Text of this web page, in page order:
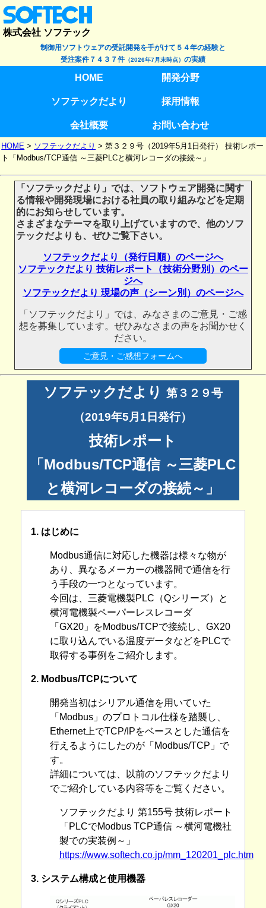
株式会社 ソフテック
制御用ソフトウェアの受託開発を手がけて５４年の経験と
受注案件７４３７件 （2026年7月末時点） の実績
HOME 開発分野
ソフテックだより 採用情報
会社概要 お問い合わせ
HOME > ソフテックだより >第３２９号（2019年5月1日発行） 技術レポー
ト「Modbus/TCP通信 ～三菱PLCと横河レコーダの接続～」
「ソフテックだより」では、ソフトウェア開発に関す
る情報や開発現場における社員の取り組みなどを定期
的にお知らせしています。
さまざまなテーマを取り上げていますので、他のソフ
テックだよりも、ぜひご覧下さい。
ソフテックだより（発行日順）のページへ
ソフテックだより 技術レポート（技術分野別）のペー
ジへ
ソフテックだより 現場の声（シーン別）のページへ
「ソフテックだより」では、みなさまのご意見・ご感
想を募集しています。ぜひみなさまの声をお聞かせく
ださい。
ご意見・ご感想フォームへ
ソフテックだより
第３２９号
（2019年5月1日発行）
技術レポート
「Modbus/TCP通信 ～三菱PLC
と横河レコーダの接続～」
1. はじめに
Modbus通信に対応した機器は様々な物が
あり、異なるメーカーの機器間で通信を行
う手段の一つとなっています。
今回は、三菱電機製PLC（Qシリーズ）と
横河電機製ペーパーレスレコーダ
「GX20」をModbus/TCPで接続し、GX20
に取り込んでいる温度データなどをPLCで
取得する事例をご紹介します。
2. Modbus/TCPについて
開発当初はシリアル通信を用いていた
「Modbus」のプロトコル仕様を踏襲し、
Ethernet上でTCP/IPをベースとした通信を
行えるようにしたのが「Modbus/TCP」で
す。
詳細については、以前のソフテックだより
でご紹介している内容等をご覧ください。
ソフテックだより 第155号 技術レポート
「PLCでModbus TCP通信 ～横河電機社
製での実装例～」
https://www.softech.co.jp/mm_120201_plc.htm
3. システム構成と使用機器